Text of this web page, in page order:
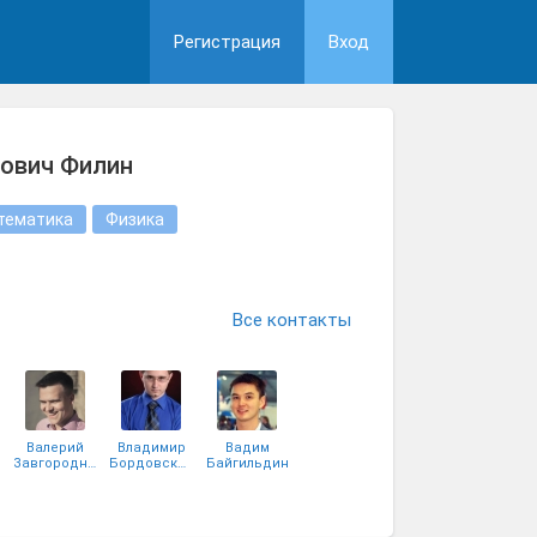
Регистрация Вход
Филин
Физика
Все контакты
Валерий
Завгородний
Владимир
Бордовский
Вадим
Байгильдин